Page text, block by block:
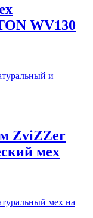
WV130
ZviZZer
мех